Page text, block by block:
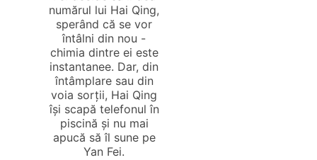
numărul lui Hai Qing,
sperând că se vor
întâlni din nou -
chimia dintre ei este
instantanee. Dar, din
întâmplare sau din
voia sorții, Hai Qing
își scapă telefonul în
piscină și nu mai
apucă să îl sune pe
Yan Fei.